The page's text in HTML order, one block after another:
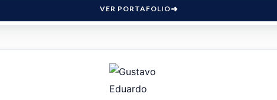
VER PORTAFOLIO